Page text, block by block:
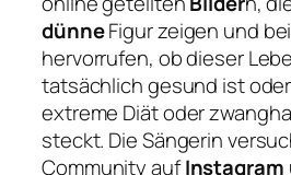
dünneFigur zeigen und
hervorrufen, ob dieser
tatsächlich gesund ist
extreme Diät oder
steckt. Die Sängerin
Community aufInstagram